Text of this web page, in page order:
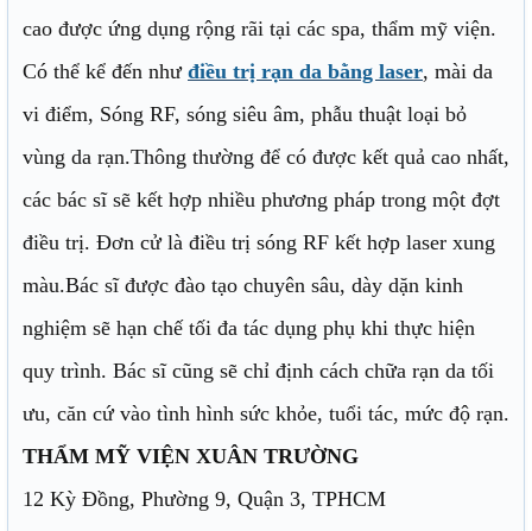
cao được ứng dụng rộng rãi tại các spa, thẩm mỹ viện.
Có thể kể đến như điều trị rạn da bằng laser, mài da
vi điểm, Sóng RF, sóng siêu âm, phẫu thuật loại bỏ
vùng da rạn.Thông thường để có được kết quả cao nhất,
các bác sĩ sẽ kết hợp nhiều phương pháp trong một đợt
điều trị. Đơn cử là điều trị sóng RF kết hợp laser xung
màu.Bác sĩ được đào tạo chuyên sâu, dày dặn kinh
nghiệm sẽ hạn chế tối đa tác dụng phụ khi thực hiện
quy trình. Bác sĩ cũng sẽ chỉ định cách chữa rạn da tối
ưu, căn cứ vào tình hình sức khỏe, tuổi tác, mức độ rạn.
THẨM MỸ VIỆN XUÂN TRƯỜNG
12 Kỳ Đồng, Phường 9, Quận 3, TPHCM